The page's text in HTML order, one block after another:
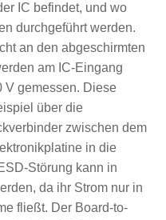
IC befindet, und wo
durchgeführt werden.
an den abgeschirmten
am IC-Eingang
V gemessen. Diese
über die
zwischen dem
in die
Störung kann in
da ihr Strom nur in
fließt. Der Board-to-